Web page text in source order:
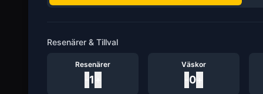
Resenärer & Tillval
Resenärer
1
Väskor
0